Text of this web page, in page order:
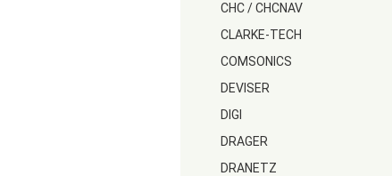
CHC / CHCNAV
CLARKE-TECH
COMSONICS
DEVISER
DIGI
DRAGER
DRANETZ